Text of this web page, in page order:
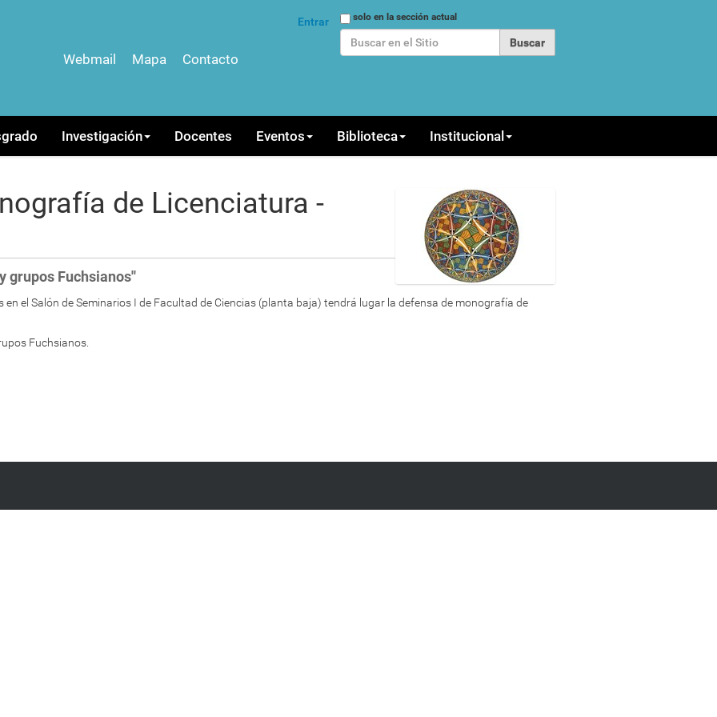
Buscarsolo en la sección actual
Entrar
Webmail Mapa Contacto
Investigación Docentes Eventos Biblioteca Institucional
de Licenciatura -
grupos Fuchsianos''
el Salón de Seminarios I de Facultad de Ciencias (planta baja) tendrá lugar la defensa de monografía de
Fuchsianos.